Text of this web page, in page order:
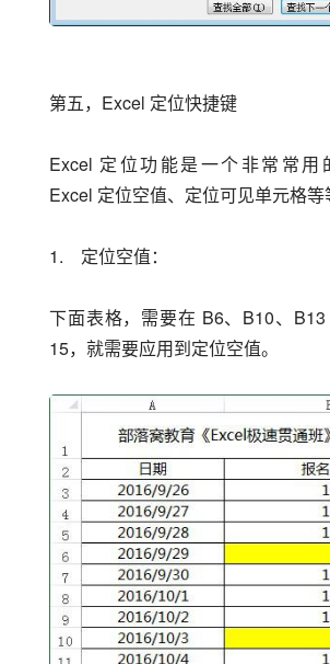
第五，Excel 定位快捷键
Excel 定位功能是一个非常常用
Excel 定位空值、定位可见单元格等
1.　定位空值：
下面表格，需要在 B6、B10、
15，就需要应用到定位空值。